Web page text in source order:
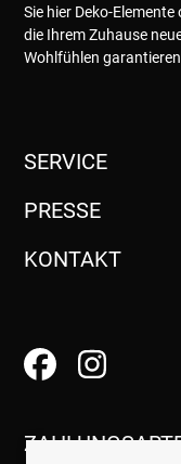
Sie hier Deko-
die Ihrem Zuhause
Wohlfühlen
SERVICE
PRESSE
KONTAKT